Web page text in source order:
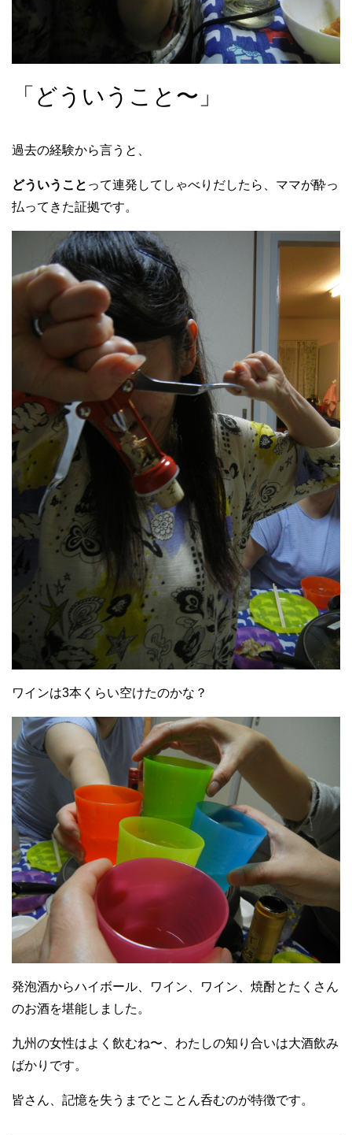
「どういうこと〜」
過去の経験から言うと、
どういうこと って連発してしゃべりだしたら、ママが酔っ
払ってきた証拠です。
ワインは3本くらい空けたのかな？
発泡酒からハイボール、ワイン、ワイン、焼酎とたくさん
のお酒を堪能しました。
九州の女性はよく飲むね〜、わたしの知り合いは大酒飲み
ばかりです。
皆さん、記憶を失うまでとことん呑むのが特徴です。